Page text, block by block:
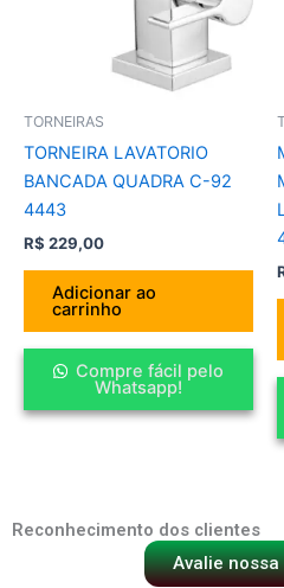
TORNEIRAS
TORNEIRA LAVATORIO
BANCADA QUADRA C-92
4443
R$ 229,00
Adicionar ao
carrinho
Compre fácil pelo
Whatsapp!
Reconhecimento dos clientes
Avalie nossa